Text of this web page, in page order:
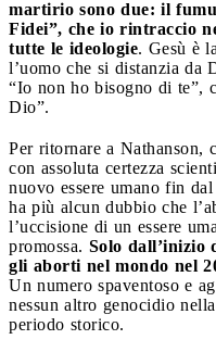
martirio sono due: il
Fidei”, che io rintraccio
tutte le ideologie. Gesù è
l’uomo che si distanzia da
“Io non ho bisogno di te”,
Dio”.
Per ritornare a Nathanson,
con assoluta certezza
nuovo essere umano fin
ha più alcun dubbio che
l’uccisione di un essere
promossa. Solo dall’inizio
gli aborti nel mondo nel
Un numero spaventoso e
nessun altro genocidio
periodo storico.